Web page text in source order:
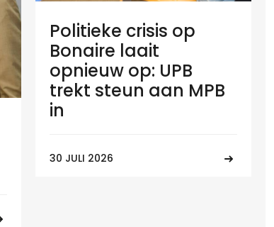
Politieke crisis op
Bonaire laait
opnieuw op: UPB
trekt steun aan MPB
in
30 JULI 2026